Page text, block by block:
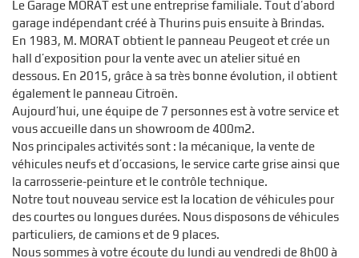
Le Garage MORAT est une entreprise familiale. Tout d’abord
garage indépendant créé à Thurins puis ensuite à Brindas.
En 1983, M. MORAT obtient le panneau Peugeot et crée un
hall d’exposition pour la vente avec un atelier situé en
dessous. En 2015, grâce à sa très bonne évolution, il obtient
également le panneau Citroën.
Aujourd’hui, une équipe de 7 personnes est à votre service et
vous accueille dans un showroom de 400m2.
Nos principales activités sont : la mécanique, la vente de
véhicules neufs et d’occasions, le service carte grise ainsi que
la carrosserie-peinture et le contrôle technique.
Notre tout nouveau service est la location de véhicules pour
des courtes ou longues durées. Nous disposons de véhicules
particuliers, de camions et de 9 places.
Nous sommes à votre écoute du lundi au vendredi de 8h00 à